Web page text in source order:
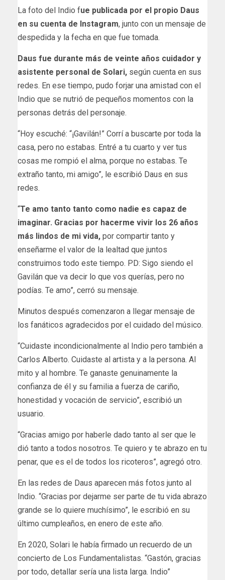
La foto del Indio fue publicada por el propio Daus
en su cuenta de Instagram, junto con un mensaje de
despedida y la fecha en que fue tomada.
Daus fue durante más de veinte años cuidador y
asistente personal de Solari, según cuenta en sus
redes. En ese tiempo, pudo forjar una amistad con el
Indio que se nutrió de pequeños momentos con la
personas detrás del personaje.
“Hoy escuché: “¡Gavilán!” Corrí a buscarte por toda la
casa, pero no estabas. Entré a tu cuarto y ver tus
cosas me rompió el alma, porque no estabas. Te
extraño tanto, mi amigo”, le escribió Daus en sus
redes.
“Te amo tanto tanto como nadie es capaz de
imaginar. Gracias por hacerme vivir los 26 años
más lindos de mi vida, por compartir tanto y
enseñarme el valor de la lealtad que juntos
construimos todo este tiempo. PD: Sigo siendo el
Gavilán que va decir lo que vos querías, pero no
podías. Te amo”, cerró su mensaje.
Minutos después comenzaron a llegar mensaje de
los fanáticos agradecidos por el cuidado del músico.
“Cuidaste incondicionalmente al Indio pero también a
Carlos Alberto. Cuidaste al artista y a la persona. Al
mito y al hombre. Te ganaste genuinamente la
confianza de él y su familia a fuerza de cariño,
honestidad y vocación de servicio”, escribió un
usuario.
“Gracias amigo por haberle dado tanto al ser que le
dió tanto a todos nosotros. Te quiero y te abrazo en tu
penar, que es el de todos los ricoteros”, agregó otro.
En las redes de Daus aparecen más fotos junto al
Indio. “Gracias por dejarme ser parte de tu vida abrazo
grande se lo quiere muchísimo”, le escribió en su
último cumpleaños, en enero de este año.
En 2020, Solari le había firmado un recuerdo de un
concierto de Los Fundamentalistas. “Gastón, gracias
por todo, detallar sería una lista larga. Indio”